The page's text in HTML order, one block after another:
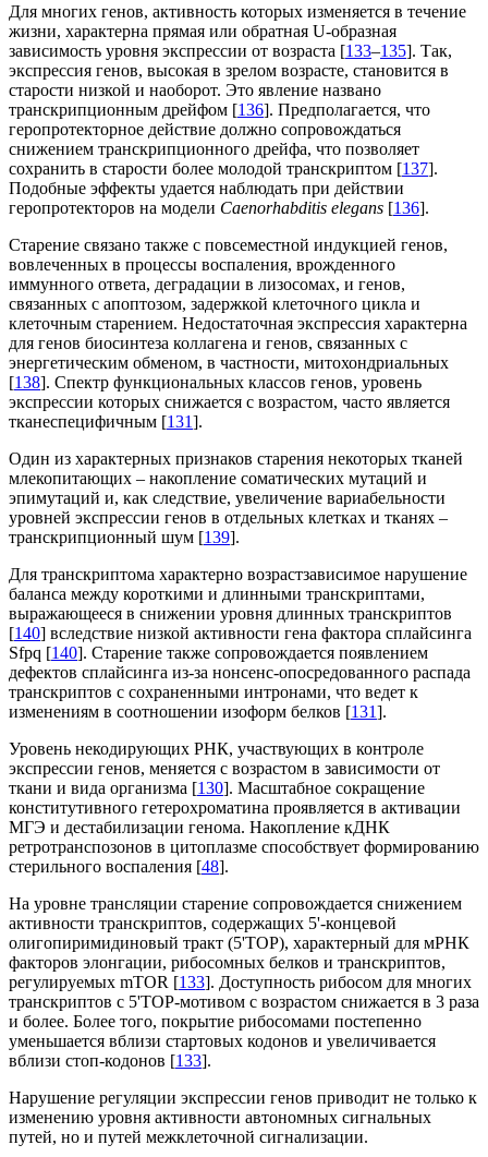
Для многих генов, активность которых изменяется в течение
жизни, характерна прямая или обратная U-образная
зависимость уровня экспрессии от возраста [133–135]. Так,
экспрессия генов, высокая в зрелом возрасте, становится в
старости низкой и наоборот. Это явление названо
транскрипционным дрейфом [136]. Предполагается, что
геропротекторное действие должно сопровождаться
снижением транскрипционного дрейфа, что позволяет
сохранить в старости более молодой транскриптом [137].
Подобные эффекты удается наблюдать при действии
геропротекторов на модели Caenorhabditis elegans [136].
Старение связано также с повсеместной индукцией генов,
вовлеченных в процессы воспаления, врожденного
иммунного ответа, деградации в лизосомах, и генов,
связанных с апоптозом, задержкой клеточного цикла и
клеточным старением. Недостаточная экспрессия характерна
для генов биосинтеза коллагена и генов, связанных с
энергетическим обменом, в частности, митохондриальных
[138]. Спектр функциональных классов генов, уровень
экспрессии которых снижается с возрастом, часто является
тканеспецифичным [131].
Один из характерных признаков старения некоторых тканей
млекопитающих – накопление соматических мутаций и
эпимутаций и, как следствие, увеличение вариабельности
уровней экспрессии генов в отдельных клетках и тканях –
транскрипционный шум [139].
Для транскриптома характерно возрастзависимое нарушение
баланса между короткими и длинными транскриптами,
выражающееся в снижении уровня длинных транскриптов
[140] вследствие низкой активности гена фактора сплайсинга
Sfpq [140]. Старение также сопровождается появлением
дефектов сплайсинга из-за нонсенс-опосредованного распада
транскриптов с сохраненными интронами, что ведет к
изменениям в соотношении изоформ белков [131].
Уровень некодирующих РНК, участвующих в контроле
экспрессии генов, меняется с возрастом в зависимости от
ткани и вида организма [130]. Масштабное сокращение
конститутивного гетерохроматина проявляется в активации
МГЭ и дестабилизации генома. Накопление кДНК
ретротранспозонов в цитоплазме способствует формированию
стерильного воспаления [48].
На уровне трансляции старение сопровождается снижением
активности транскриптов, содержащих 5'-концевой
олигопиримидиновый тракт (5'TOP), характерный для мРНК
факторов элонгации, рибосомных белков и транскриптов,
регулируемых mTOR [133]. Доступность рибосом для многих
транскриптов с 5'TOP-мотивом с возрастом снижается в 3 раза
и более. Более того, покрытие рибосомами постепенно
уменьшается вблизи стартовых кодонов и увеличивается
вблизи стоп-кодонов [133].
Нарушение регуляции экспрессии генов приводит не только к
изменению уровня активности автономных сигнальных
путей, но и путей межклеточной сигнализации.